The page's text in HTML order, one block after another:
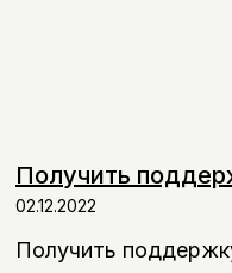
Получить
02.12.2022
Получить